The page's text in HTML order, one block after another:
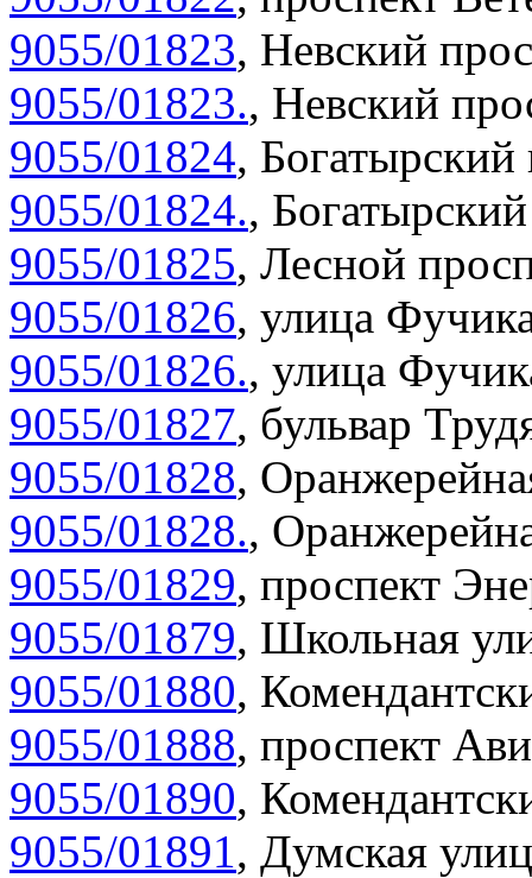
9055/01823, Невский
9055/01823., Невский
9055/01824, Богатырский
9055/01824.,
9055/01825, Лесной
9055/01826, улица
9055/01826., улица
9055/01827, бульвар
9055/01828,
9055/01828.,
9055/01829, проспект
9055/01879, Школьная
9055/01880,
9055/01888, проспект
9055/01890,
9055/01891, Думская